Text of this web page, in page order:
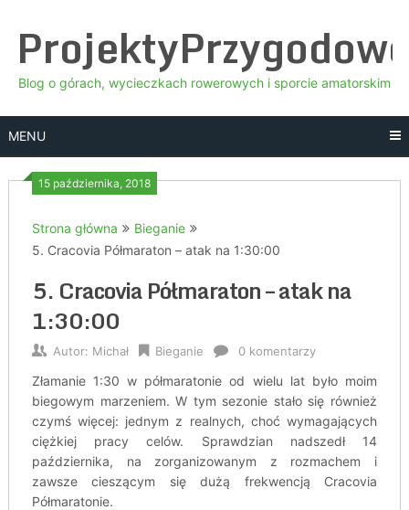
content
Blog o górach, wycieczkach rowerowych i sporcie amatorskim
MENU
15 października, 2018
Strona główna
Bieganie
5. Cracovia Półmaraton – atak na 1:30:00
5. Cracovia Półmaraton – atak na
1:30:00
Autor: Michał Bieganie 0 komentarzy
Złamanie 1:30 w półmaratonie od wielu lat było moim
biegowym marzeniem. W tym sezonie stało się również
czymś więcej: jednym z realnych, choć wymagających
ciężkiej pracy celów. Sprawdzian nadszedł 14
października, na zorganizowanym z rozmachem i
zawsze cieszącym się dużą frekwencją Cracovia
Półmaratonie.